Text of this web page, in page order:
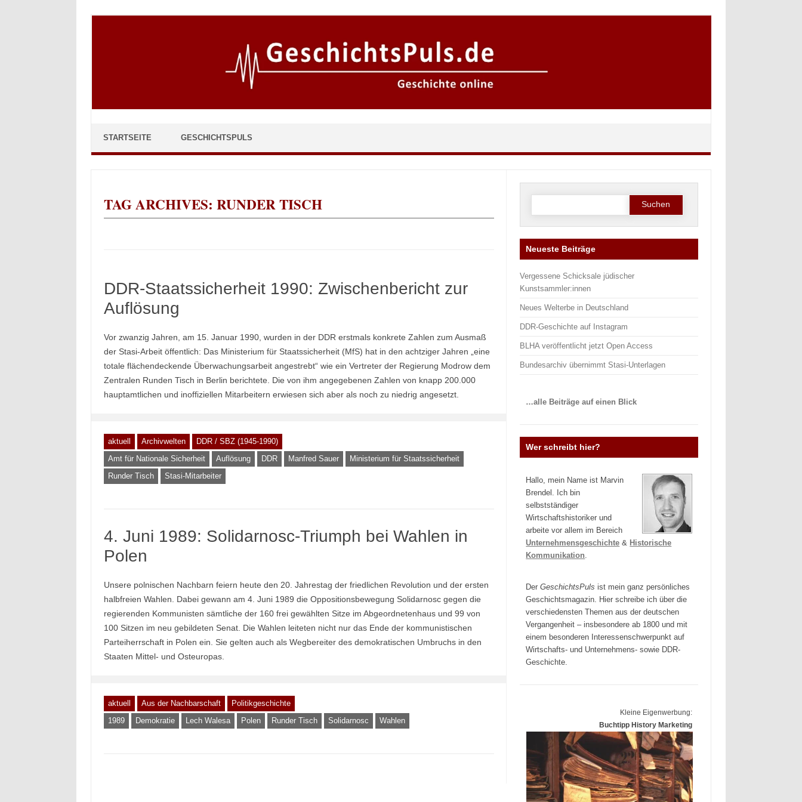
STARTSEITE GESCHICHTSPULS
TAG ARCHIVES: RUNDER TISCH
DDR-Staatssicherheit 1990: Zwischenbericht zur
Auflösung
Vor zwanzig Jahren, am 15. Januar 1990, wurden in der DDR erstmals konkrete Zahlen zum Ausmaß
der Stasi-Arbeit öffentlich: Das Ministerium für Staatssicherheit (MfS) hat in den achtziger Jahren „eine
totale flächendeckende Überwachungsarbeit angestrebt“ wie ein Vertreter der Regierung Modrow dem
Zentralen Runden Tisch in Berlin berichtete. Die von ihm angegebenen Zahlen von knapp 200.000
hauptamtlichen und inoffiziellen Mitarbeitern erwiesen sich aber als noch zu niedrig angesetzt.
aktuell Archivwelten
DDR / SBZ (1945-1990)
Amt für Nationale Sicherheit
Auflösung DDR Manfred Sauer
Ministerium für Staatssicherheit
Runder Tisch
Stasi-Mitarbeiter
4. Juni 1989: Solidarnosc-Triumph bei Wahlen in
Polen
Unsere polnischen Nachbarn feiern heute den 20. Jahrestag der friedlichen Revolution und der ersten
halbfreien Wahlen. Dabei gewann am 4. Juni 1989 die Oppositionsbewegung Solidarnosc gegen die
regierenden Kommunisten sämtliche der 160 frei gewählten Sitze im Abgeordnetenhaus und 99 von
100 Sitzen im neu gebildeten Senat. Die Wahlen leiteten nicht nur das Ende der kommunistischen
Parteiherrschaft in Polen ein. Sie gelten auch als Wegbereiter des demokratischen Umbruchs in den
Staaten Mittel- und Osteuropas.
aktuell Aus der Nachbarschaft
Politikgeschichte
1989
Demokratie Lech Walesa Polen Runder Tisch Solidarnosc Wahlen
Suche
Neueste Beiträge
Vergessene Schicksale jüdischer
Kunstsammler:innen
Neues Welterbe in Deutschland
DDR-Geschichte auf Instagram
BLHA veröffentlicht jetzt Open Access
Bundesarchiv übernimmt Stasi-Unterlagen
…alle Beiträge auf einen Blick
Wer schreibt hier?
Hallo, mein Name ist Marvin
Brendel. Ich bin
selbstständiger
Wirtschaftshistoriker und
arbeite vor allem im Bereich
Unternehmensgeschichte & Historische
Kommunikation
DerGeschichtsPuls ist mein ganz persönliches
Geschichtsmagazin. Hier schreibe ich über die
verschiedensten Themen aus der deutschen
Vergangenheit – insbesondere ab 1800 und mit
einem besonderen Interessenschwerpunkt auf
Wirtschafts- und Unternehmens- sowie DDR-
Geschichte.
Kleine Eigenwerbung:
Buchtipp History Marketing